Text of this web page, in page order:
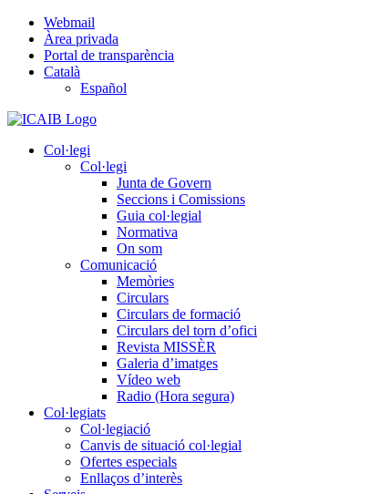
Skip
content
Webmail
Àrea privada
Portal de transparència
Català
Español
Col·legi
Col·legi
Junta de Govern
Seccions i Comissions
Guia col·legial
Normativa
On som
Comunicació
Memòries
Circulars
Circulars de formació
Circulars del torn d’ofici
Revista MISSÈR
Galeria d’imatges
Vídeo web
Radio (Hora segura)
Col·legiats
Col·legiació
Canvis de situació col·legial
Ofertes especials
Enllaços d’interès